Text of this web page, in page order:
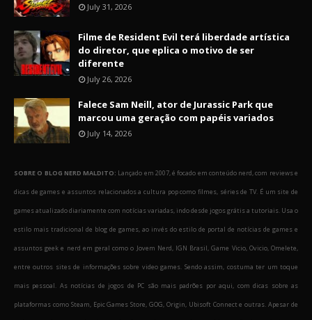
July 31, 2026
Filme de Resident Evil terá liberdade artística
do diretor, que eplica o motivo de ser
diferente
July 26, 2026
Falece Sam Neill, ator de Jurassic Park que
marcou uma geração com papéis variados
July 14, 2026
SOBRE O BLOG NERD MALDITO: Lançado em 2007, é focado em conteúdo nerd, com reviews e
dicas de games e assuntos relacionados a cultura pop como filmes, séries de TV. É um site de
games atualizado diariamente com notícias variadas, indo desde jogos grátis a tutoriais. Usa o
estilo mais tradicional de blog de games, ao invés do estilo de portal de notícias de games e
assuntos geek e nerd em geral como o Jovem Nerd, IGN Brasil, Game Vicio, Ovicio, Omelete,
entre outros sites de informações sobre video games. Sendo assim, costuma ter um toque
mais pessoal. As notícias de jogos de PC são mais padrões por aqui, com dicas sobre as
plataformas como Steam, Epic Games Store, GOG, Origin, Ubisoft Connect e outras. Apesar de